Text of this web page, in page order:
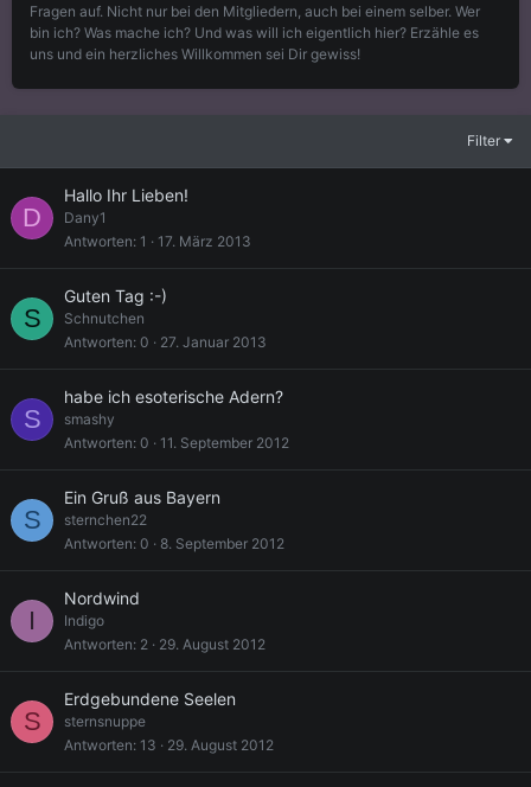
Fragen auf. Nicht nur bei den Mitgliedern, auch bei einem selber. Wer
bin ich? Was mache ich? Und was will ich eigentlich hier? Erzähle es
uns und ein herzliches Willkommen sei Dir gewiss!
Filter
D
Hallo Ihr Lieben!
Dany1
Antworten 1 17. März 2013
S
Guten Tag :-)
Schnutchen
Antworten 0 27. Januar 2013
S
habe ich esoterische Adern?
smashy
Antworten 0 11. September 2012
S
Ein Gruß aus Bayern
sternchen22
Antworten 0 8. September 2012
I
Nordwind
Indigo
Antworten 2 29. August 2012
S
Erdgebundene Seelen
sternsnuppe
Antworten 13 29. August 2012